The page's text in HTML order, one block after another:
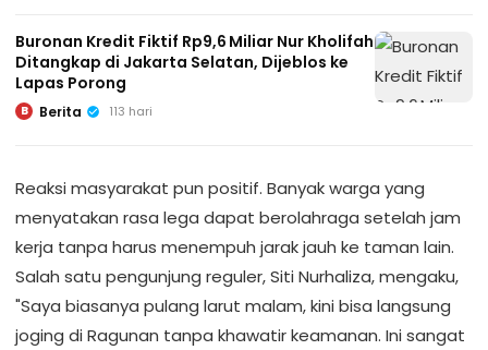
Buronan Kredit Fiktif Rp9,6 Miliar Nur Kholifah
Ditangkap di Jakarta Selatan, Dijeblos ke
Lapas Porong
B Berita 113 hari
Reaksi masyarakat pun positif. Banyak warga yang
menyatakan rasa lega dapat berolahraga setelah jam
kerja tanpa harus menempuh jarak jauh ke taman lain.
Salah satu pengunjung reguler, Siti Nurhaliza, mengaku,
"Saya biasanya pulang larut malam, kini bisa langsung
joging di Ragunan tanpa khawatir keamanan. Ini sangat